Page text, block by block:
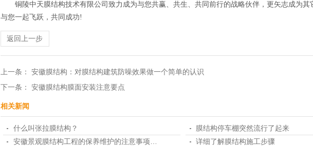
1 2 3 4
铜陵中天膜结构技术有限公司致力成为与您共赢、共生、共同前行的战略伙伴，更矢志成为其
与您一起飞跃，共同成功!
返回上一步
上一条：安徽膜结构：对膜结构建筑防噪效果做一个简单的认识
下一条：安徽膜结构膜面安装注意要点
相关新闻
什么叫张拉膜结构？
膜结构停车棚突然流行了起来
安徽景观膜结构工程的保养维护的注意事项…
详细了解膜结构施工步骤